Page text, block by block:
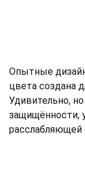
Опытные
цвета создана
Удивительно,
защищённости,
расслабляющей